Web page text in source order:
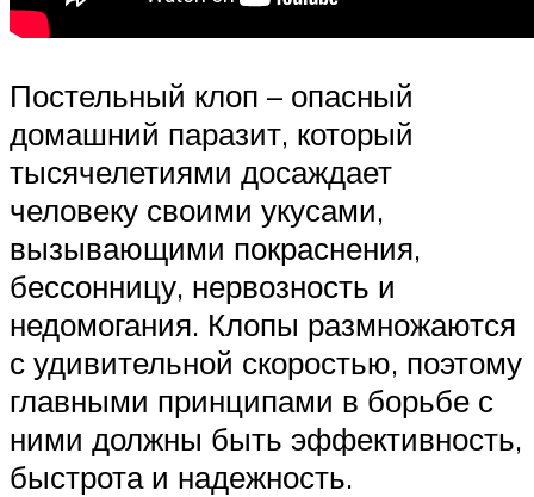
Постельный клоп – опасный
домашний паразит, который
тысячелетиями досаждает
человеку своими укусами,
вызывающими покраснения,
бессонницу, нервозность и
недомогания. Клопы размножаются
с удивительной скоростью, поэтому
главными принципами в борьбе с
ними должны быть эффективность,
быстрота и надежность.